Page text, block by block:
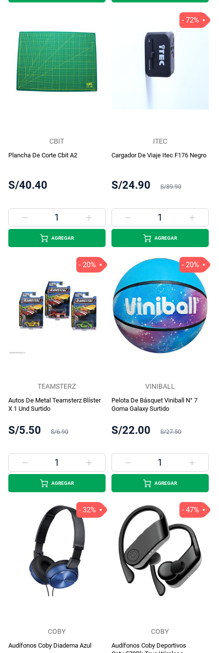
CBIT
Plancha De Corte Cbit A2
S/40.40
AGREGAR
ITEC
Cargador De Viaje Itec F176 Negro
S/24.90 S/89.90
- 72%
AGREGAR
TEAMSTERZ
Autos De Metal Teamsterz Blíster
X 1 Und Surtido
S/5.50 S/6.90
- 20%
AGREGAR
VINIBALL
Pelota De Básquet Viniball N° 7
Goma Galaxy Surtido
S/22.00 S/27.50
- 20%
AGREGAR
COBY
Audífonos Coby Diadema Azul
- 32%
COBY
Audífonos Coby Deportivos
- 47%